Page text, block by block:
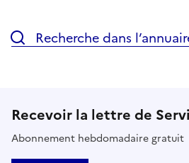
Recherche dans
Recevoir la lettre de
Abonnement hebdomadaire gratuit